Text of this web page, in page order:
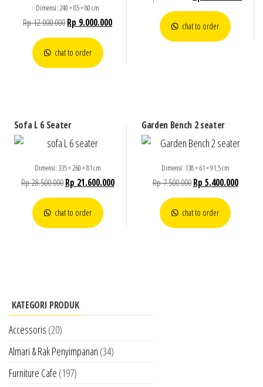
Dimensi: 240 × 85 × 80 cm
Rp12.000.000Rp 9.000.000
chat to order
chat to order
Sofa L 6 Seater
Dimensi: 335 × 260 × 81 cm
Rp28.500.000Rp 21.600.000
chat to order
Garden Bench 2 seater
Dimensi: 138 × 61 × 91,5 cm
Rp7.500.000 Rp 5.400.000
chat to order
KATEGORI PRODUK
Accessoris (20)
Almari & Rak Penyimpanan (34)
Furniture Cafe (197)